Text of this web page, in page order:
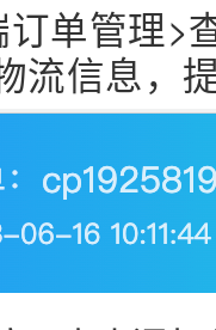
单管理>
流信息，